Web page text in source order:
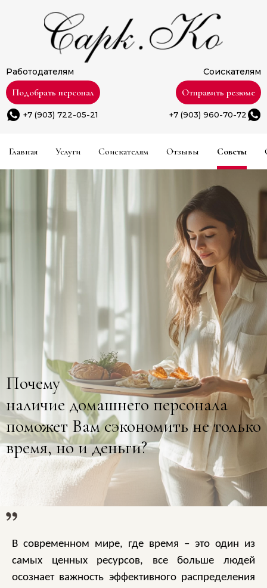
Работодателям
Подобрать персонал
+7 (903) 722-05-21
Соискателям
Отправить резюме
+7 (903) 960-70-72
Главная Услуги Соискателям Отзывы Советы
Почему
наличие домашнего персонала
поможет Вам сэкономить не только
время, но и деньги?
В современном мире, где время – это один из
самых ценных ресурсов, все больше людей
осознает важность эффективного распределения